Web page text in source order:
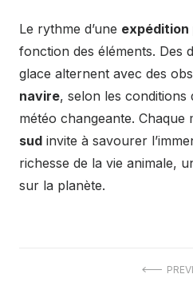
Le rythme d’une expédition
fonction des éléments. Des
glace alternent avec des
navire, selon les conditions
météo changeante. Chaque
sud invite à savourer
richesse de la vie animale,
sur la planète.